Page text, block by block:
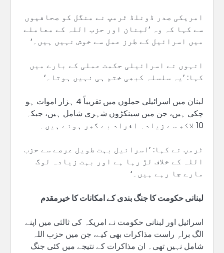
امریکی صدر ڈونلڈ ٹرمپ نے منگل کو صحافیوں
سے کہا کہ وہ ’لبنان اور حزب اللہ کے معاملے
میں اسرائیل کے طرز عمل سے خوش نہیں ہیں۔‘
انہوں نے اسرائیلی حکمت عملی کے بارے میں
کہا: ’یہ سلسلہ کبھی ختم ہی نہیں ہوتا۔‘
لبنان میں اسرائیلی حملوں میں تقریباً 4 ہزار اموات ہو
چکی ہیں، جن میں سینکڑوں شہری شامل ہیں، جبکہ
10 لاکھ سے زیادہ افراد بے گھر ہوئے ہیں۔
ٹرمپ نے کہا: ’اسرائیل بہت طویل عرصے سے حزب
اللہ کے خلاف لڑ رہا ہے اور بہت زیادہ لوگ
مارے جا رہے ہیں۔‘
لبنانی حکومت کا جنگ بندی کے امکانات کا خیرمقدم
اسرائیل اور لبنانی حکومت نے امریکہ کی ثالثی میں اپنے
الگ براہِ راست مذاکرات بھی کیے، جن میں حزب اللہ
شامل نہیں تھی۔ ان مذاکرات کے نتیجے میں کئی جنگ